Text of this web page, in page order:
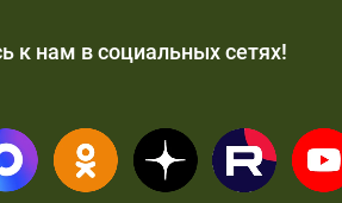
к нам в социальных сетях!